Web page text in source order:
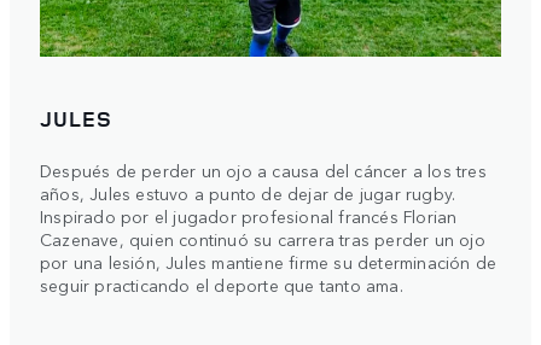
JULES
Después de perder un ojo a causa del cáncer a los tres
años, Jules estuvo a punto de dejar de jugar rugby.
Inspirado por el jugador profesional francés Florian
Cazenave, quien continuó su carrera tras perder un ojo
por una lesión, Jules mantiene firme su determinación de
seguir practicando el deporte que tanto ama.